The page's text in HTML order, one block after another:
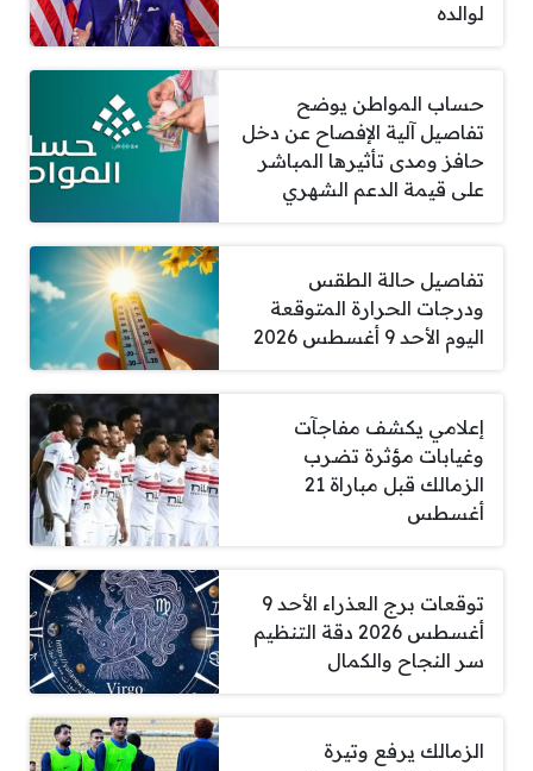
لوالده
حساب المواطن يوضح
تفاصيل آلية الإفصاح عن دخل
حافز ومدى تأثيرها المباشر
على قيمة الدعم الشهري
تفاصيل حالة الطقس
ودرجات الحرارة المتوقعة
اليوم الأحد 9 أغسطس 2026
إعلامي يكشف مفاجآت
وغيابات مؤثرة تضرب
الزمالك قبل مباراة 21
أغسطس
توقعات برج العذراء الأحد 9
أغسطس 2026 دقة التنظيم
سر النجاح والكمال
الزمالك يرفع وتيرة